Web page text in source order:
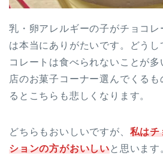
乳・卵アレルギーの子がチョコ
は本当にありがたいです。どうし
コレートは食べられないことが
店のお菓子コーナー選んでくる
るとこちらも悲しくなります。
どちらもおいしいですが、 私はチ
ションの方がおいしいと思います